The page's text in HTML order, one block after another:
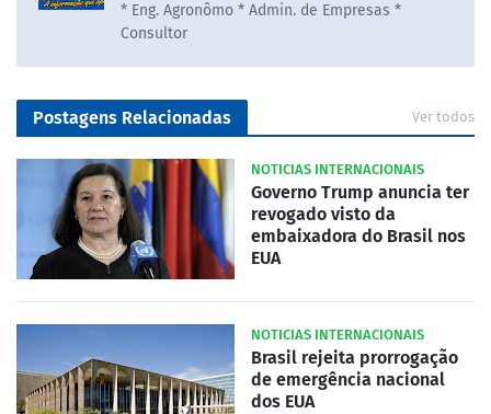
* Eng. Agronômo * Admin. de Empresas *
Consultor
Postagens Relacionadas Ver todos
NOTICIAS INTERNACIONAIS
Governo Trump anuncia ter
revogado visto da
embaixadora do Brasil nos
EUA
NOTICIAS INTERNACIONAIS
Brasil rejeita prorrogação
de emergência nacional
dos EUA